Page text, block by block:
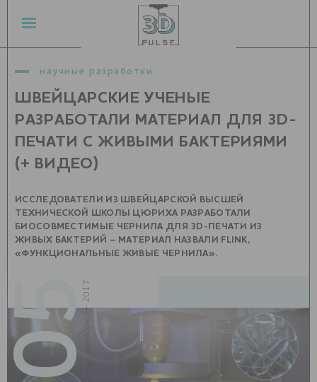
научные разработки
ШВЕЙЦАРСКИЕ УЧЕНЫЕ
РАЗРАБОТАЛИ МАТЕРИАЛ ДЛЯ 3D-
ПЕЧАТИ С ЖИВЫМИ БАКТЕРИЯМИ
(+ ВИДЕО)
ИССЛЕДОВАТЕЛИ ИЗ ШВЕЙЦАРСКОЙ ВЫСШЕЙ
ТЕХНИЧЕСКОЙ ШКОЛЫ ЦЮРИХА РАЗРАБОТАЛИ
БИОСОВМЕСТИМЫЕ ЧЕРНИЛА ДЛЯ 3D-ПЕЧАТИ ИЗ
ЖИВЫХ БАКТЕРИЙ – МАТЕРИАЛ НАЗВАЛИ FLINK,
«ФУНКЦИОНАЛЬНЫЕ ЖИВЫЕ ЧЕРНИЛА».
05
декабрь — 2017